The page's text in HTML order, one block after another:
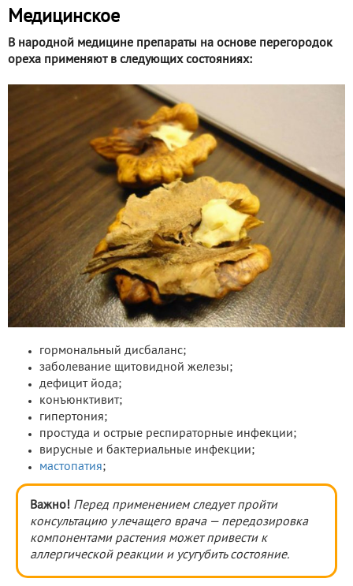
Медицинское
В народной медицине препараты на основе перегородок
ореха применяют в следующих состояниях:
гормональный дисбаланс;
заболевание щитовидной железы;
дефицит йода;
конъюнктивит;
гипертония;
простуда и острые респираторные инфекции;
вирусные и бактериальные инфекции;
мастопатия;
Важно! Перед применением следует пройти
консультацию у лечащего врача — передозировка
компонентами растения может привести к
аллергической реакции и усугубить состояние.